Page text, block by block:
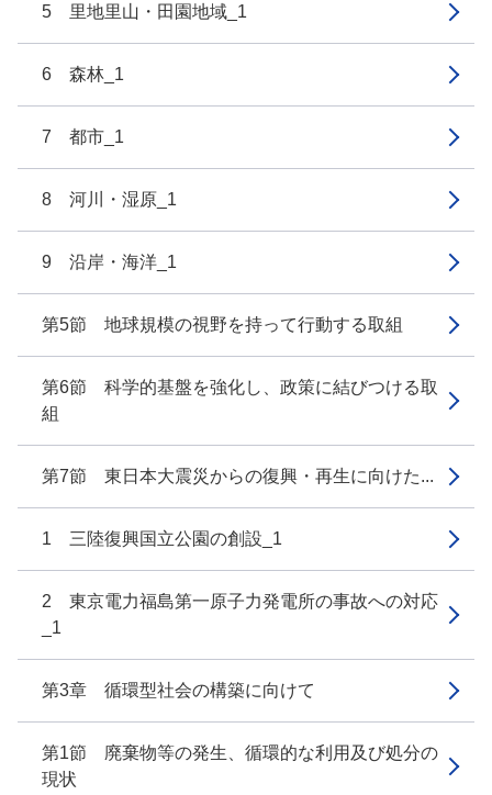
5 里地里山・田園地域_1
6 森林_1
7 都市_1
8 河川・湿原_1
9 沿岸・海洋_1
第5節 地球規模の視野を持って行動する取組
第6節 科学的基盤を強化し、政策に結びつける取
組
第7節 東日本大震災からの復興・再生に向けた...
1 三陸復興国立公園の創設_1
2 東京電力福島第一原子力発電所の事故への対応
_1
第3章 循環型社会の構築に向けて
第1節 廃棄物等の発生、循環的な利用及び処分の
現状